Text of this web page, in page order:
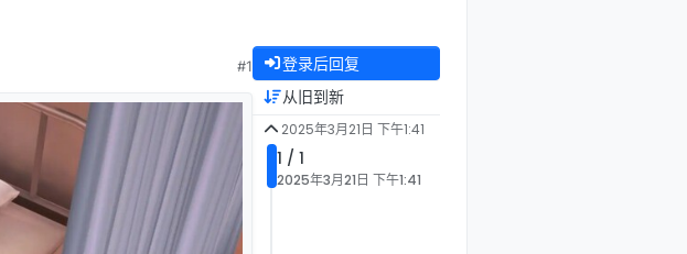
#1 登录后回复
从旧到新
2025年3月21日 下午1:41
1 / 1
2025年3月21日 下午1:41